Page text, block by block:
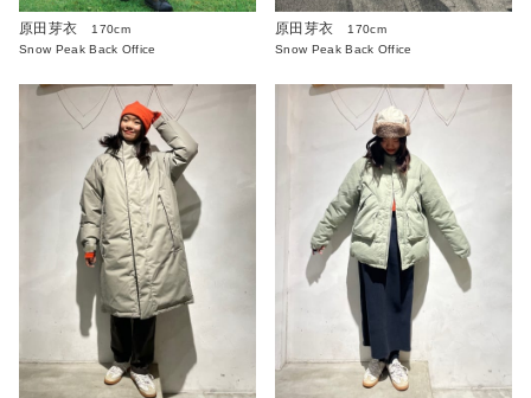
原田芽衣
170cm
Snow Peak Back Office
原田芽衣
170cm
Snow Peak Back Office